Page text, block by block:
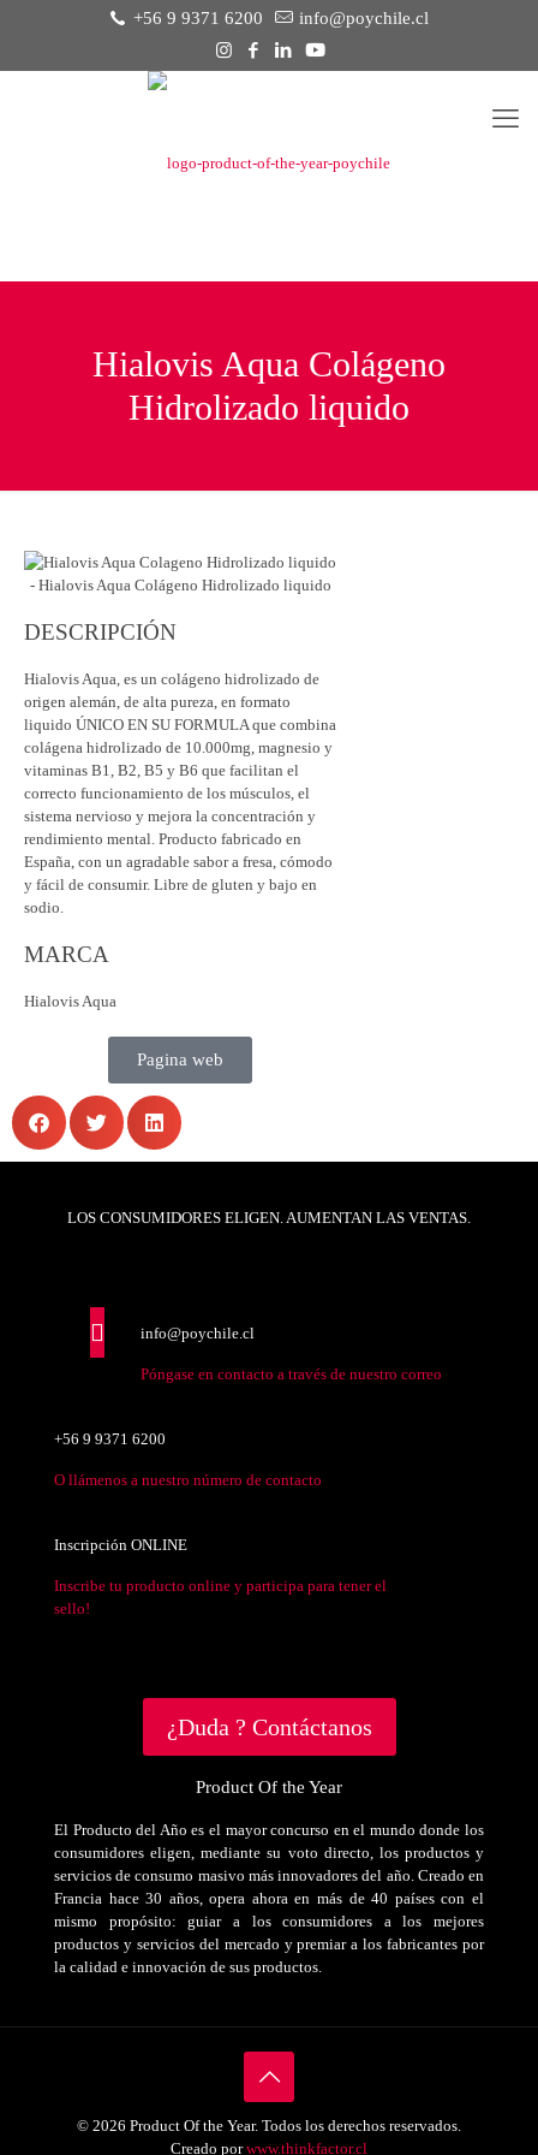
+56 9 9371 6200 info@poychile.cl
Hialovis Aqua Colágeno
Hidrolizado liquido
DESCRIPCIÓN
Hialovis Aqua, es un colágeno hidrolizado de
origen alemán, de alta pureza, en formato
liquido ÚNICO EN SU FORMULA que combina
colágena hidrolizado de 10.000mg, magnesio y
vitaminas B1, B2, B5 y B6 que facilitan el
correcto funcionamiento de los músculos, el
sistema nervioso y mejora la concentración y
rendimiento mental. Producto fabricado en
España, con un agradable sabor a fresa, cómodo
y fácil de consumir. Libre de gluten y bajo en
sodio.
MARCA
Hialovis Aqua
Pagina web
LOS CONSUMIDORES ELIGEN. AUMENTAN LAS VENTAS.
info@poychile.cl
Póngase en contacto a través de nuestro correo
+56 9 9371 6200
O llámenos a nuestro número de contacto
Inscripción ONLINE
Inscribe tu producto online y participa para tener el
sello!
¿Duda ? Contáctanos
Product Of the Year
El Producto del Año es el mayor concurso en el mundo donde los
consumidores eligen, mediante su voto directo, los productos y
servicios de consumo masivo más innovadores del año. Creado en
Francia hace 30 años, opera ahora en más de 40 países con el
mismo propósito: guiar a los consumidores a los mejores
productos y servicios del mercado y premiar a los fabricantes por
la calidad e innovación de sus productos.
© 2026 Product Of the Year. Todos los derechos reservados.
Creado porwww.thinkfactor.cl